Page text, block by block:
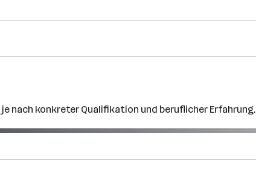
nach konkreter Qualifikation und beruflicher Erfahrung.